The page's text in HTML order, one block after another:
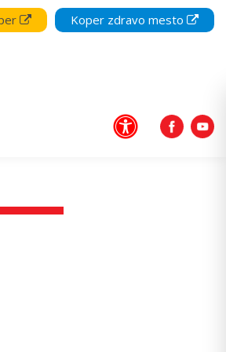
Koper zdravo mesto